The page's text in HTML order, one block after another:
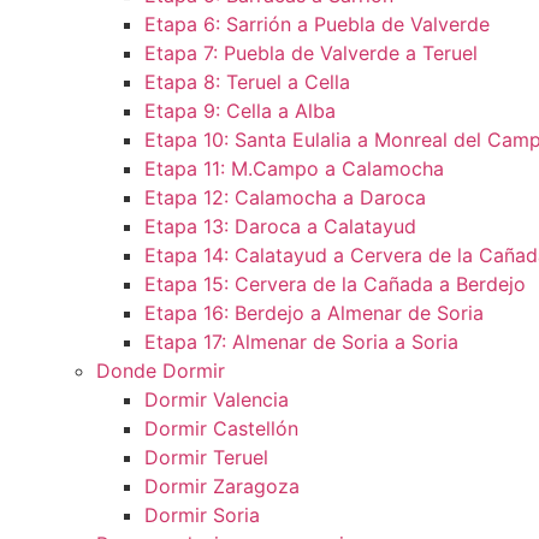
Etapa 6: Sarrión a Puebla de Valverde
Etapa 7: Puebla de Valverde a Teruel
Etapa 8: Teruel a Cella
Etapa 9: Cella a Alba
Etapa 10: Santa Eulalia a Monreal del
Etapa 11: M.Campo a Calamocha​
Etapa 12: Calamocha a Daroca ​
Etapa 13: Daroca a Calatayud
Etapa 14: Calatayud a Cervera de la
Etapa 15: Cervera de la Cañada a Berdejo
Etapa 16: Berdejo a Almenar de Soria
Etapa 17: Almenar de Soria a Soria ​
Donde Dormir
Dormir Valencia
Dormir Castellón
Dormir Teruel
Dormir Zaragoza
Dormir Soria